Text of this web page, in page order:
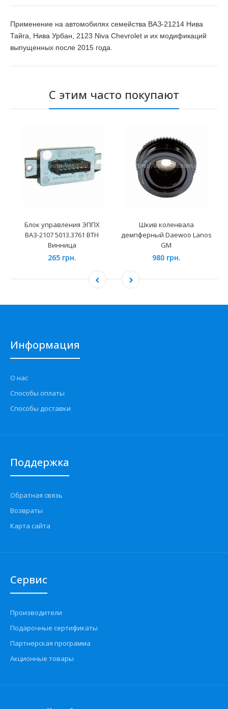
Применение на автомобилях семейства ВАЗ-21214 Нива
Тайга, Нива Урбан, 2123 Niva Chevrolet и их модификаций
выпущенных после 2015 года.
С этим часто покупают
Блок управления ЭППХ
ВАЗ-2107 5013.3761 ВТН
Винница
265 грн.
Шкив коленвала
демпферный Daewoo Lanos
GM
980 грн.
Информация
О нас
Способы оплаты
Способы доставки
Поддержка
Обратная связь
Возвраты
Карта сайта
Сервис
Производители
Подарочные сертификаты
Партнерская программа
Акционные товары